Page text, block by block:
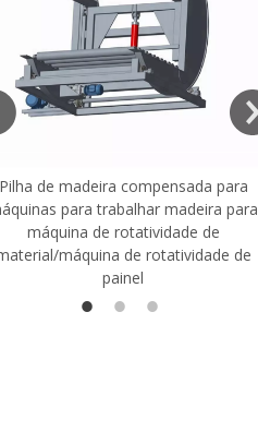
Pilha de madeira compensada para
para trabalhar madeira para
máquina de rotatividade de
máquina de rotatividade de
painel